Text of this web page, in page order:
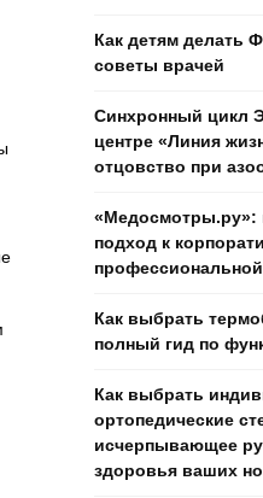
Как детям делать
советы врачей
Синхронный цикл
центре «Линия
отцовство при
«Медосмотры.ру»:
подход к
Как выбрать
полный гид по
Как выбрать
ортопедические
исчерпывающее
здоровья ваших